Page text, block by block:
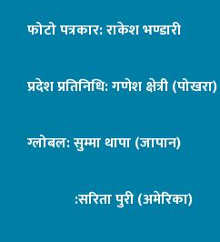
फोटो पत्रकार: राकेश भण्डारी
प्रदेश प्रतिनिधि: गणेश क्षेत्री (पोखरा)
ग्लोबल: सुम्मा थापा (जापान)
:सरिता पुरी (अमेरिका)